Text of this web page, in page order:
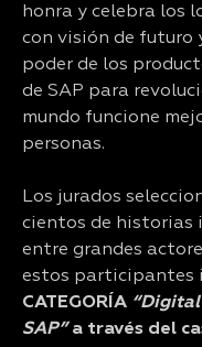
honra y celebra los
con visión de futuro
poder de los
de SAP para
mundo funcione
personas.
Los jurados
cientos de historias
entre grandes
estos participantes
CATEGORÍA
SAP”a través del